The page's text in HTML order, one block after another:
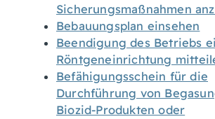
Sicherungsmaßnahmen
Bebauungsplan einsehen
Beendigung des Betriebs
Röntgeneinrichtung
Befähigungsschein für die
Durchführung von
Biozid-Produkten oder